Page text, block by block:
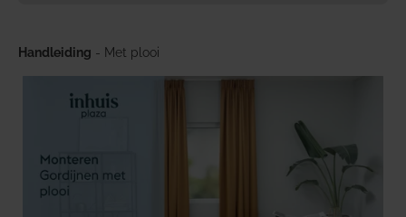
Handleiding - Met plooi